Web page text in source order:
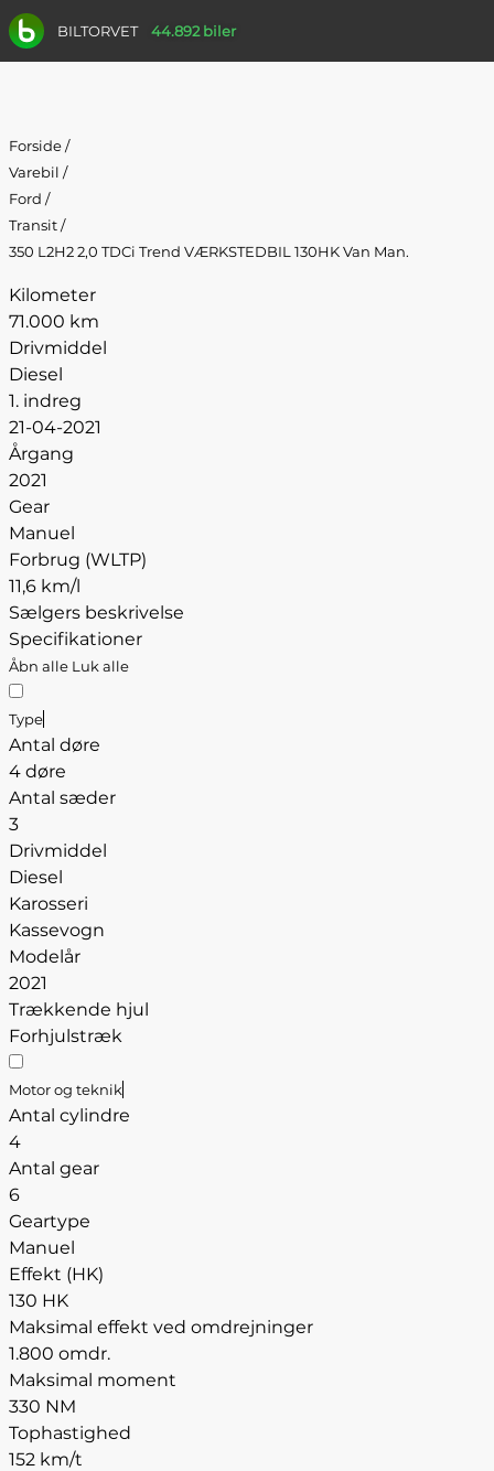
BILTORVET 44.892 biler
Forside/
Varebil /
Ford /
Transit/
350 L2H2 2,0 TDCi Trend VÆRKSTEDBIL 130HK Van Man.
Kilometer
71.000 km
Drivmiddel
Diesel
1. indreg
21-04-2021
Årgang
2021
Gear
Manuel
Forbrug (WLTP)
11,6 km/l
Sælgers beskrivelse
Specifikationer
Åbn alle Luk alle
Type
Antal døre
4 døre
Antal sæder
3
Drivmiddel
Diesel
Karosseri
Kassevogn
Modelår
2021
Trækkende hjul
Forhjulstræk
Motor og teknik
Antal cylindre
4
Antal gear
6
Geartype
Manuel
Effekt (HK)
130 HK
Maksimal effekt ved omdrejninger
1.800 omdr.
Maksimal moment
330 NM
Tophastighed
152 km/t